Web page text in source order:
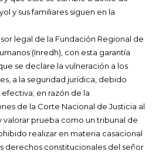
y sus familiares siguen en la
legal de la Fundación Regional de
(Inredh), con esta garantía
se declare la vulneración a los
a la seguridad jurídica, debido
en razón de la
de la Corte Nacional de Justicia al
valorar prueba como un tribunal de
realizar en materia casacional
derechos constitucionales del señor